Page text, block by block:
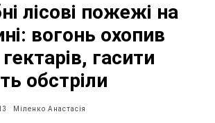
лісові пожежі на
вогонь охопив
гасити
обстріли
Міленко Анастасія